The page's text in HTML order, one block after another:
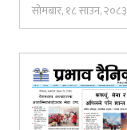
सोमबार, १८ साउन, २०८३